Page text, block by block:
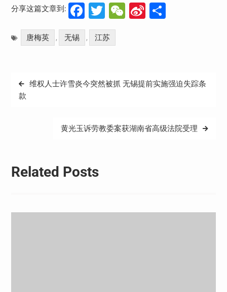
分享这篇文章到: Facebook
Twitter
WeChat
Sina分
唐梅英 , 无锡 , 江苏
文
章
维权人士许雪炎今突然被抓 无锡提前实施强迫失踪条
款
黄光玉诉劳教委案获湖南省高级法院受理
Related Posts